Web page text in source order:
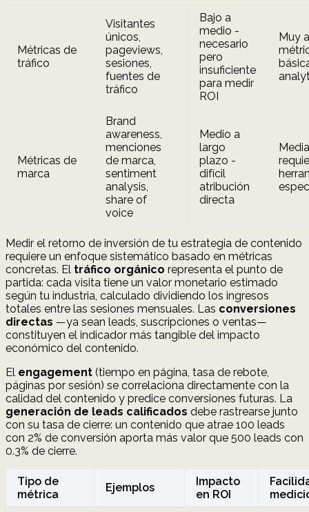
Métricas de
tráfico
Visitantes
únicos,
pageviews,
sesiones,
fuentes de
tráfico
Bajo a
medio -
necesario
pero
insuficiente
para medir
ROI
Muy
Métricas de
marca
Brand
awareness,
menciones
de marca,
sentiment
analysis,
share of
voice
Medio a
largo
plazo -
difícil
atribución
directa
Medir el retorno de inversión de tu estrategia de contenido
requiere un enfoque sistemático basado en métricas
concretas. El tráfico orgánico representa el punto de
partida: cada visita tiene un valor monetario estimado
según tu industria, calculado dividiendo los ingresos
totales entre las sesiones mensuales. Las conversiones
directas —ya sean leads, suscripciones o ventas—
constituyen el indicador más tangible del impacto
económico del contenido.
El engagement (tiempo en página, tasa de rebote,
páginas por sesión) se correlaciona directamente con la
calidad del contenido y predice conversiones futuras. La
generación de leads calificados debe rastrearse junto
con su tasa de cierre: un contenido que atrae 100 leads
con 2% de conversión aporta más valor que 500 leads con
0.3% de cierre.
Tipo de
métrica
Ejemplos
Impacto
en ROI